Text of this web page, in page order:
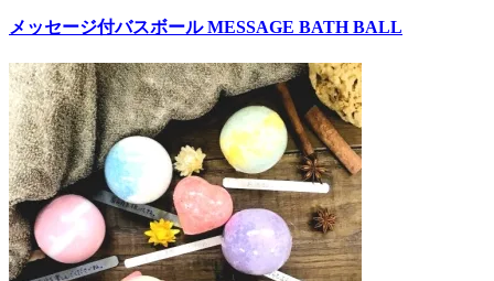
メッセージ付バスボール MESSAGE BATH BALL